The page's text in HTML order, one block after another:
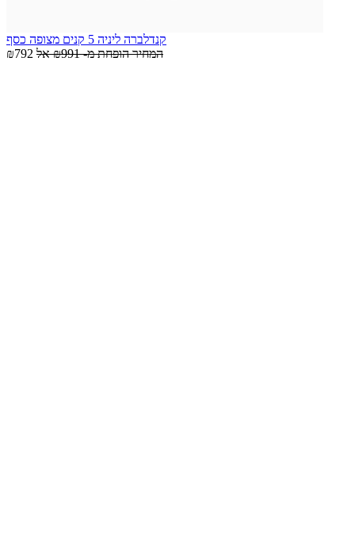
קנדלברה ליניה 5 קנים מצופה כסף
₪792
המחיר הופחת מ-₪991 אל